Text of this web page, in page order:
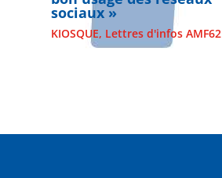
sociaux »
KIOSQUE, Lettres d'infos AMF62